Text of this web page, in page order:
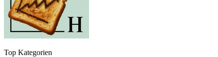
Top Kategorien